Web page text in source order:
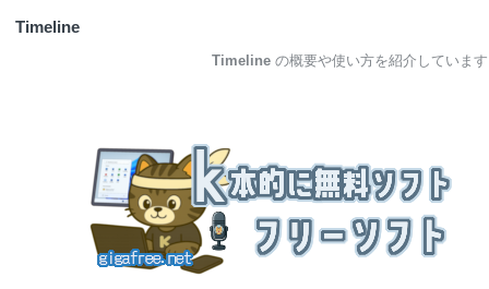
Timeline
Timeline の概要や使い方を紹介しています